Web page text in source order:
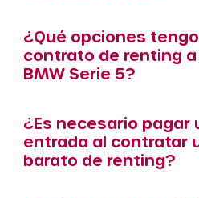
¿Qué opciones
contrato de renting
BMW Serie 5?
¿Es necesario pagar
entrada al contratar
barato de renting?